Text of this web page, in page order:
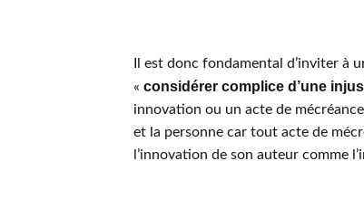
Il est donc fondamental d’inviter à
« considérer complice d’une
innovation ou un acte de
et la personne car tout acte de
l’innovation de son auteur comme